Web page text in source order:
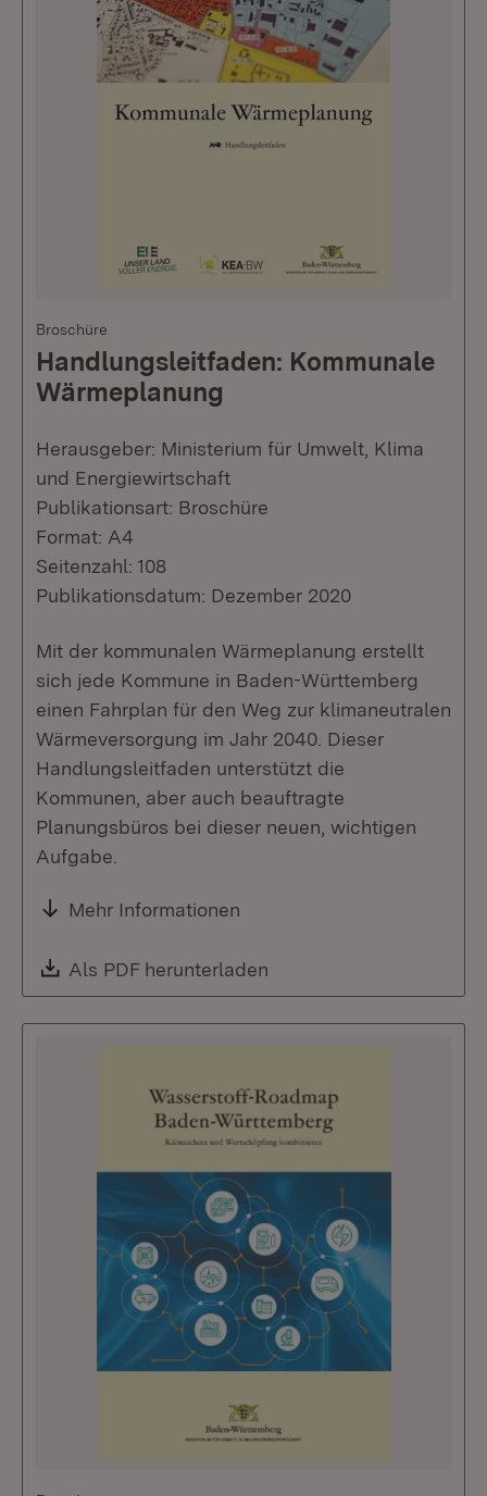
Broschüre
Handlungsleitfaden: Kommunale
Wärmeplanung
Herausgeber: Ministerium für Umwelt, Klima
und Energiewirtschaft
Publikationsart: Broschüre
Format: A4
Seitenzahl: 108
Publikationsdatum: Dezember 2020
Mit der kommunalen Wärmeplanung erstellt
sich jede Kommune in Baden-Württemberg
einen Fahrplan für den Weg zur klimaneutralen
Wärmeversorgung im Jahr 2040. Dieser
Handlungsleitfaden unterstützt die
Kommunen, aber auch beauftragte
Planungsbüros bei dieser neuen, wichtigen
Aufgabe.
Mehr Informationen
Download:
Als PDF herunterladen